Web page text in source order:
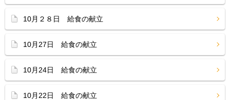
10月２８日 給食の献立
10月27日 給食の献立
10月24日 給食の献立
10月22日 給食の献立